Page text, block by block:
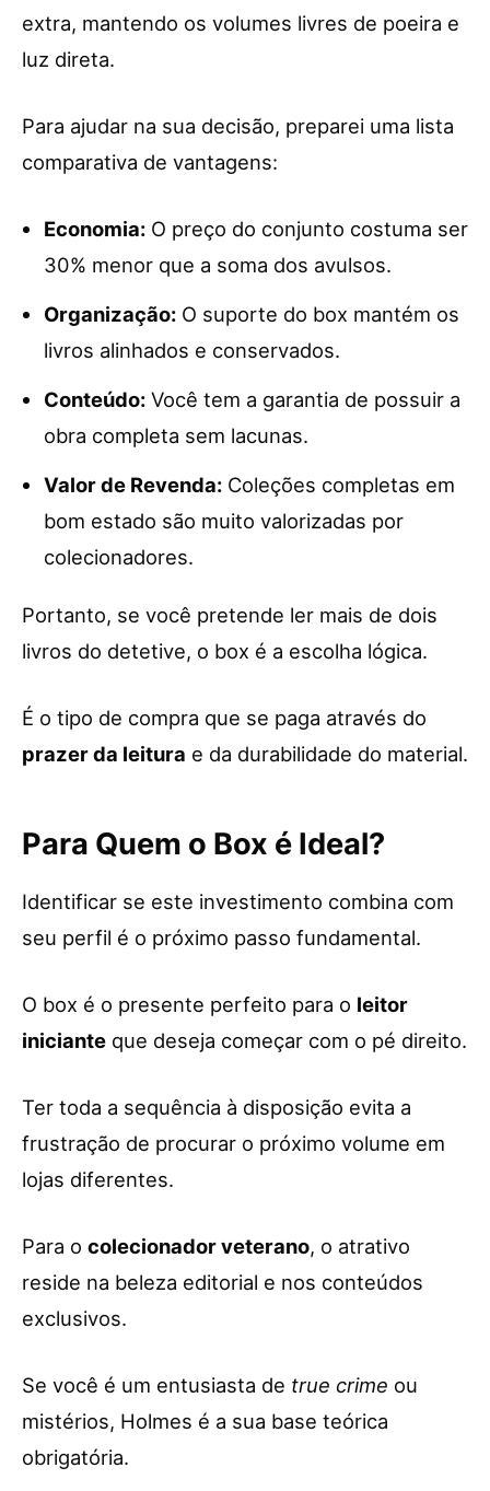
extra, mantendo os volumes livres de poeira e
luz direta.
Para ajudar na sua decisão, preparei uma lista
comparativa de vantagens:
Economia: O preço do conjunto costuma ser
30% menor que a soma dos avulsos.
Organização: O suporte do box mantém os
livros alinhados e conservados.
Conteúdo: Você tem a garantia de possuir a
obra completa sem lacunas.
Valor de Revenda: Coleções completas em
bom estado são muito valorizadas por
colecionadores.
Portanto, se você pretende ler mais de dois
livros do detetive, o box é a escolha lógica.
É o tipo de compra que se paga através do
prazer da leitura e da durabilidade do material.
Para Quem o Box é Ideal?
Identificar se este investimento combina com
seu perfil é o próximo passo fundamental.
O box é o presente perfeito para o leitor
iniciante que deseja começar com o pé direito.
Ter toda a sequência à disposição evita a
frustração de procurar o próximo volume em
lojas diferentes.
Para o colecionador veterano, o atrativo
reside na beleza editorial e nos conteúdos
exclusivos.
Se você é um entusiasta de true crime ou
mistérios, Holmes é a sua base teórica
obrigatória.